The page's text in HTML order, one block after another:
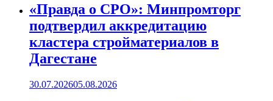
«Правда о СРО»: Минпромторг
подтвердил аккредитацию
кластера стройматериалов в
Дагестане
30.07.202605.08.2026